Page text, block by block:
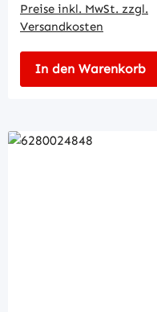
Preise inkl. MwSt. zzgl.
Versandkosten
In den Warenkorb